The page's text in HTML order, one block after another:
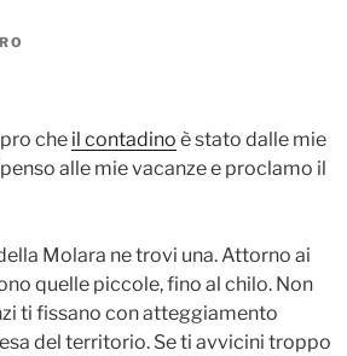
che il contadino è stato dalle mie
alle mie vacanze e proclamo il
Molara ne trovi una. Attorno ai
quelle piccole, fino al chilo. Non
ti fissano con atteggiamento
del territorio. Se ti avvicini troppo